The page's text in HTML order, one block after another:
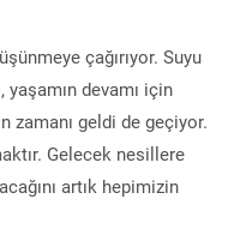
çağırıyor. Suyu
devamı için
zamanı geldi de geçiyor.
Gelecek nesillere
artık hepimizin